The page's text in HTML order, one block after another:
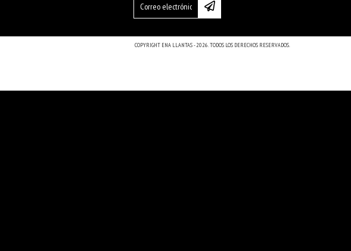
COPYRIGHT ENA LLANTAS - 2026. TODOS LOS DERECHOS RESERVADOS.